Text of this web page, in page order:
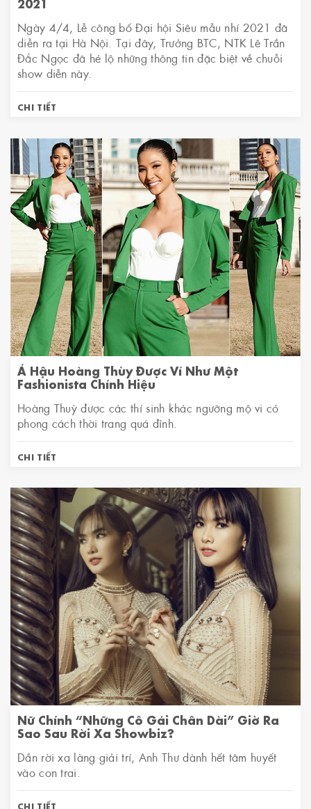
Ngày 4/4, Lễ công bố Đại hội Siêu mẫu nhí 2021 đã
diễn ra tại Hà Nội. Tại đây, Trưởng BTC, NTK Lê Trần
Đắc Ngọc đã hé lộ những thông tin đặc biệt về chuỗi
show diễn này.
CHI TIẾT
Á Hậu Hoàng Thùy Được Ví Như Một
Fashionista Chính Hiệu
Hoàng Thuỳ được các thí sinh khác ngưỡng mộ vi có
phong cách thời trang quá đỉnh.
CHI TIẾT
Nữ Chính “Những Cô Gái Chân Dài” Giờ Ra
Sao Sau Rời Xa Showbiz?
Dần rời xa làng giải trí, Anh Thư dành hết tâm huyết
vào con trai.
CHI TIẾT